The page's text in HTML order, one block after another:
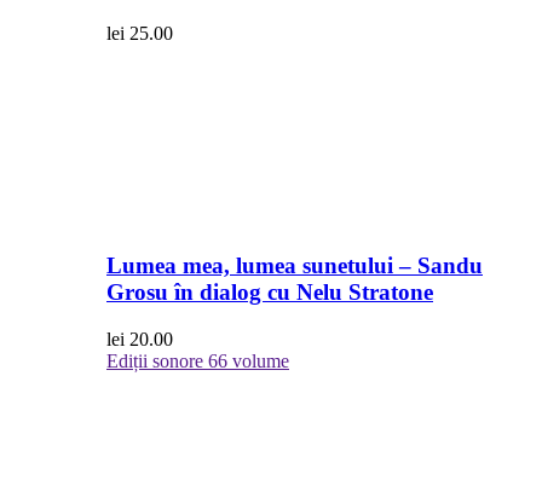
lei 25.00
Lumea mea, lumea sunetului – Sandu
Grosu în dialog cu Nelu Stratone
lei 20.00
Ediții sonore 66 volume